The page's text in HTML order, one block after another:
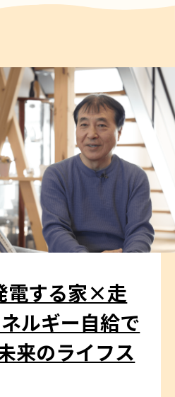
する家×走
ルギー自給で
来のライフス